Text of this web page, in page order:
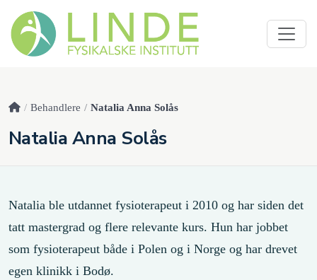
Behandlere Natalia Anna Solås
Natalia Anna Solås
Natalia ble utdannet fysioterapeut i 2010 og har siden det
tatt mastergrad og flere relevante kurs. Hun har jobbet
som fysioterapeut både i Polen og i Norge og har drevet
egen klinikk i Bodø.